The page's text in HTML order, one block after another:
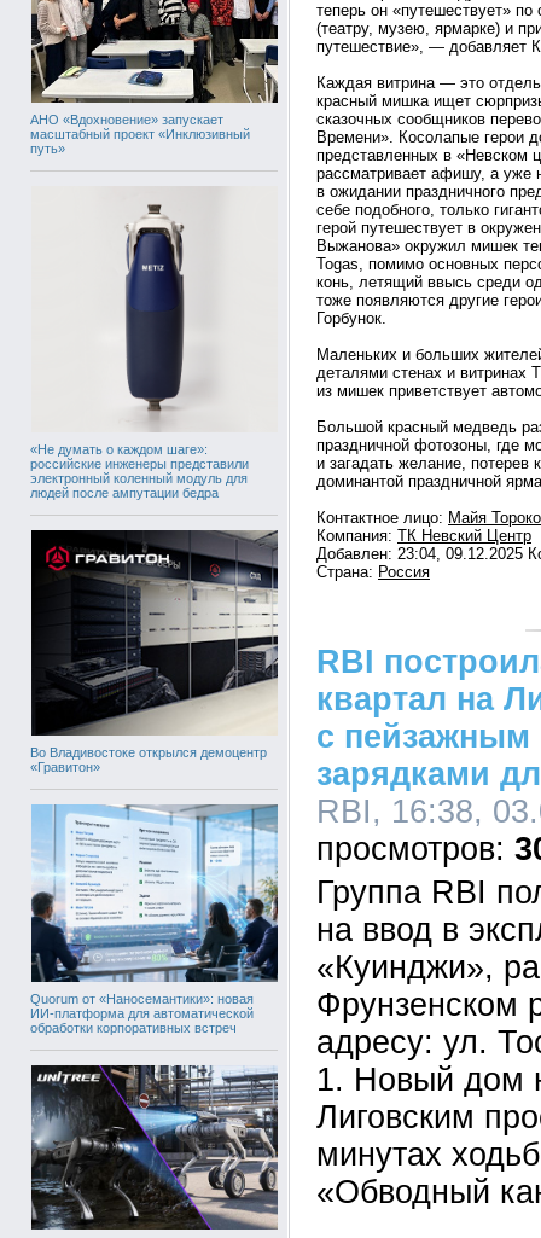
АНО «Вдохновение» запускает
масштабный проект «Инклюзивный
путь»
«Не думать о каждом шаге»:
российские инженеры представили
электронный коленный модуль для
людей после ампутации бедра
Во Владивостоке открылся демоцентр
«Гравитон»
Quorum от «Наносемантики»: новая
ИИ-платформа для автоматической
обработки корпоративных встреч
теперь он «путешествует»
(театру, музею, ярмарке) и
путешествие», — добавляет
Каждая витрина — это
красный мишка ищет
сказочных сообщников
Времени». Косолапые герои
представленных в «Невском
рассматривает афишу, а
в ожидании праздничного
себе подобного, только
герой путешествует в
Выжанова» окружил мишек
Togas, помимо основных
конь, летящий ввысь среди
тоже появляются другие
Горбунок.
Маленьких и больших
деталями стенах и витринах
из мишек приветствует
Большой красный медведь
праздничной фотозоны, где
и загадать желание, потерев
доминантой праздничной
Контактное лицо: Майя
Компания: ТК Невский Центр
Добавлен: 23:04, 09.12.2025
Страна: Россия
RBI
квартал на
с пейзажным
зарядками
RBI, 16:38,
Группа RBI
на ввод в
«Куинджи»,
Фрунзенском
адресу: ул.
1. Новый дом
Лиговским
минутах
«Обводный